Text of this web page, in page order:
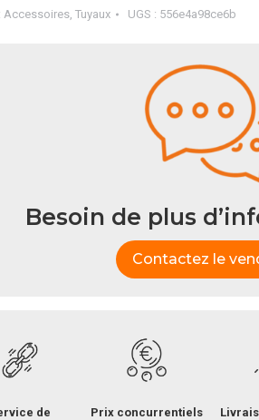
Accessoires, Tuyaux UGS : 556e4a98ce6b
Besoin de plus
Contactez le
de
Prix concurrentiels